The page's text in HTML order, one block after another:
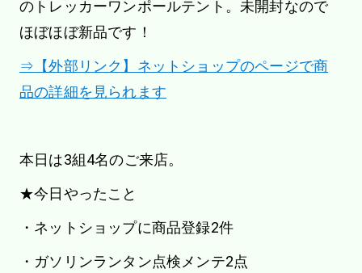
のトレッカーワンポールテント。未開封なので
ほぼほぼ新品です！
⇒【外部リンク】ネットショップのページで商
品の詳細を見られます
本日は3組4名のご来店。
★今日やったこと
・ネットショップに商品登録2件
・ガソリンランタン点検メンテ2点